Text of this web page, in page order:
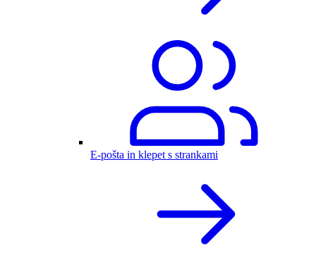
E-pošta in klepet s strankami